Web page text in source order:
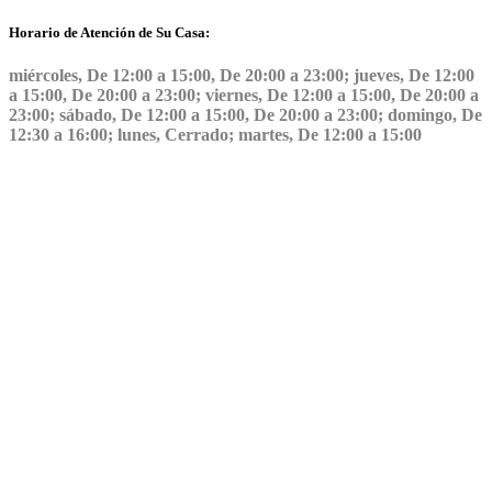
Horario de Atención de Su Casa:
miércoles, De 12:00 a 15:00, De 20:00 a 23:00; jueves, De 12:00
a 15:00, De 20:00 a 23:00; viernes, De 12:00 a 15:00, De 20:00 a
23:00; sábado, De 12:00 a 15:00, De 20:00 a 23:00; domingo, De
12:30 a 16:00; lunes, Cerrado; martes, De 12:00 a 15:00